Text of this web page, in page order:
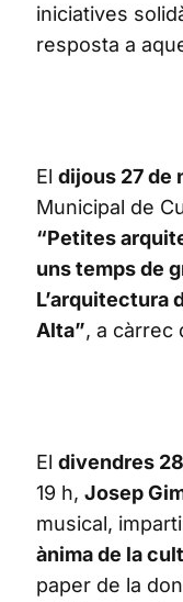
iniciatives
resposta a
El dijous 27 de
Municipal de
“Petites
uns temps de
L’arquitectura
Alta”, a càrrec
El divendres
19 h, Josep
musical,
ànima de la
paper de la